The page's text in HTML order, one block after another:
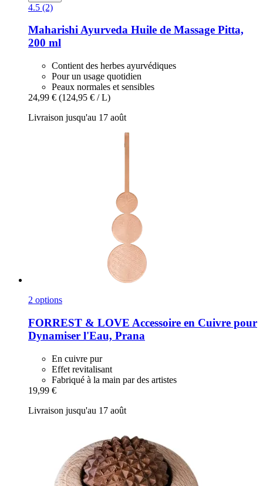
4.5 (2)
Maharishi Ayurveda Huile de Massage Pitta,
200 ml
Contient des herbes ayurvédiques
Pour un usage quotidien
Peaux normales et sensibles
24,99 € (124,95 € / L)
Livraison jusqu'au 17 août
2 options
FORREST & LOVE Accessoire en Cuivre pour
Dynamiser l'Eau, Prana
En cuivre pur
Effet revitalisant
Fabriqué à la main par des artistes
19,99 €
Livraison jusqu'au 17 août